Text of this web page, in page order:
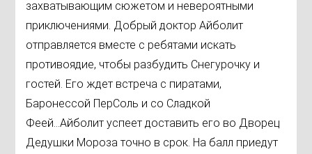
захватывающим сюжетом и невероятными
приключениями. Добрый доктор Айболит
отправляется вместе с ребятами искать
противоядие, чтобы разбудить Снегурочку и
гостей. Его ждет встреча с пиратами,
Баронессой ПерСоль и со Сладкой
Феей...Айболит успеет доставить его во Дворец
Дедушки Мороза точно в срок. На балл приедут